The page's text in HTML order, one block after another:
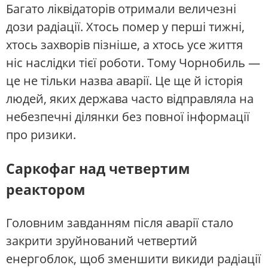
Багато ліквідаторів отримали величезні
дози радіації. Хтось помер у перші тижні,
хтось захворів пізніше, а хтось усе життя
ніс наслідки тієї роботи. Тому Чорнобиль —
це не тільки назва аварії. Це ще й історія
людей, яких держава часто відправляла на
небезпечні ділянки без повної інформації
про ризики.
Саркофаг над четвертим
реактором
Головним завданням після аварії стало
закрити зруйнований четвертий
енергоблок, щоб зменшити викиди радіації